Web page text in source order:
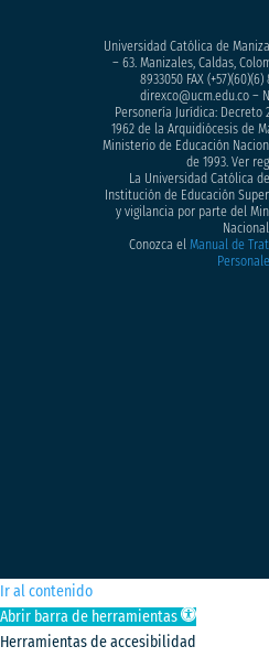
Universidad Católica de
– 63. Manizales, Caldas,
8933050FAX (+57)(60)(6)
direxco@ucm.edu.co –
Personería Jurídica: Decreto
1962 de la Arquidiócesis de
Ministerio de Educación
de 1993. Ver
La Universidad Católica
Institución de Educación
y vigilancia por parte del
Nacional.
Conozca elManual de
Ir al contenido
Abrir barra de herramientas
Herramientas de accesibilidad